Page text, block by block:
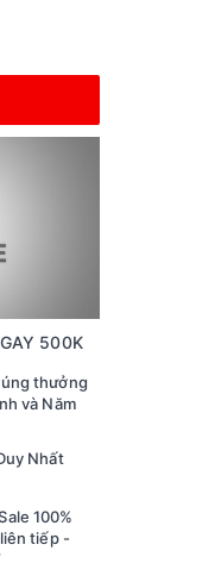
500K
thưởng
và Năm
Nhất
100%
tiếp -